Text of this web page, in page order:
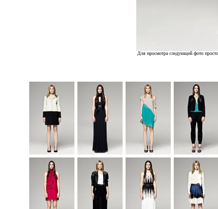
Для просмотра следующей фото